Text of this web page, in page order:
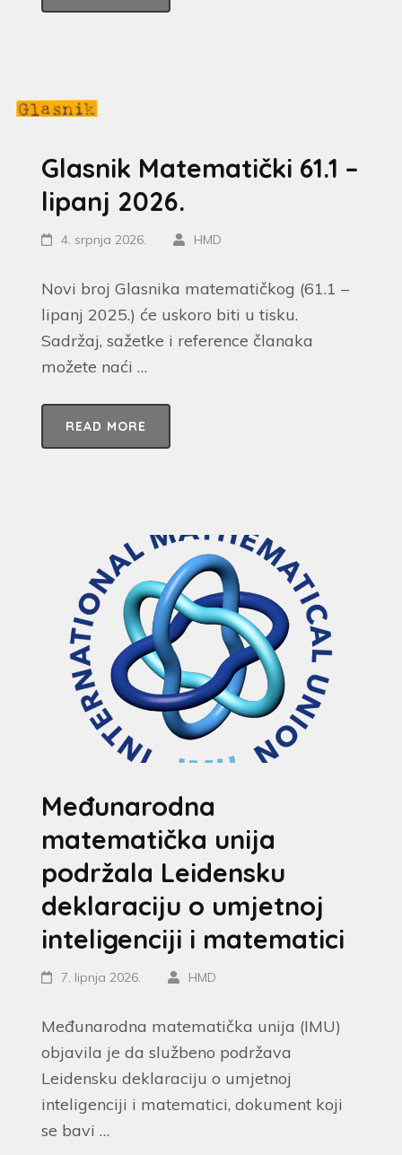
Glasnik Matematički 61.1 –
lipanj 2026.
4. srpnja 2026. HMD
Novi broj Glasnika matematičkog (61.1 –
lipanj 2025.) će uskoro biti u tisku.
Sadržaj, sažetke i reference članaka
možete naći …
READ MORE
Međunarodna
matematička unija
podržala Leidensku
deklaraciju o umjetnoj
inteligenciji i matematici
7. lipnja 2026. HMD
Međunarodna matematička unija (IMU)
objavila je da službeno podržava
Leidensku deklaraciju o umjetnoj
inteligenciji i matematici, dokument koji
se bavi …